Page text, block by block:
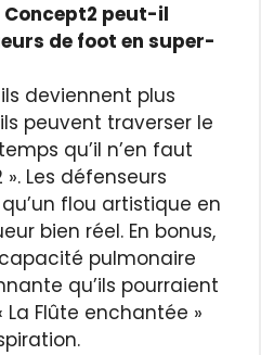
Concept2 peut-il
de foot en super-
deviennent plus
peuvent traverser le
qu’il n’en faut
Les défenseurs
flou artistique en
bien réel. En bonus,
pulmonaire
qu’ils pourraient
La Flûte enchantée »